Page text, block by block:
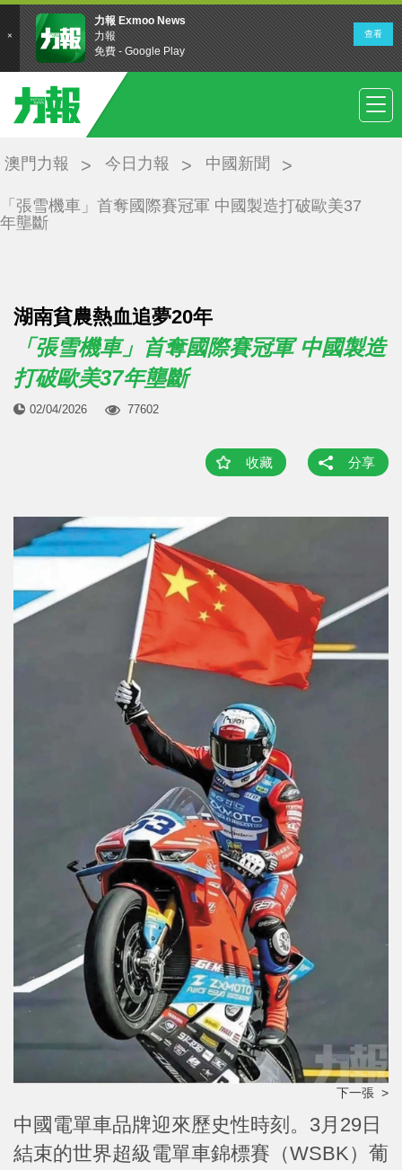
澳門力報 今日力報 中國新聞
「張雪機車」首奪國際賽冠軍 中國製造打破歐美37
年壟斷
湖南貧農熱血追夢20年
「張雪機車」首奪國際賽冠軍 中國製造
打破歐美37年壟斷
02/04/2026 77602
收藏 分享
下一張 >
中國電單車品牌迎來歷史性時刻。3月29日
結束的世界超級電單車錦標賽（WSBK）葡